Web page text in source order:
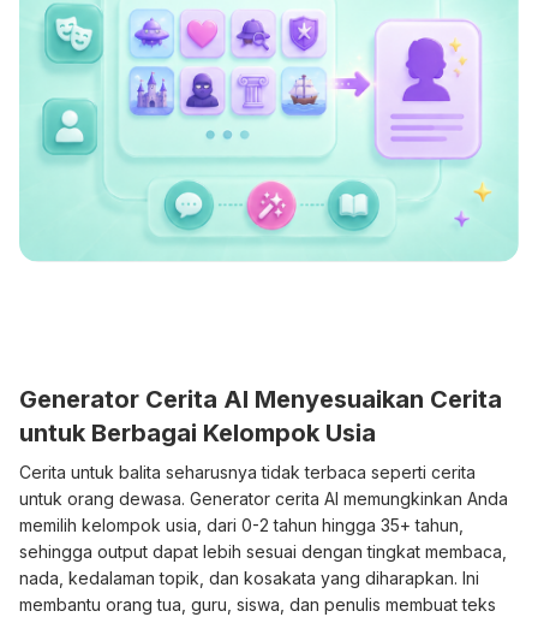
Generator Cerita AI Menyesuaikan Cerita
untuk Berbagai Kelompok Usia
Cerita untuk balita seharusnya tidak terbaca seperti cerita
untuk orang dewasa. Generator cerita AI memungkinkan Anda
memilih kelompok usia, dari 0-2 tahun hingga 35+ tahun,
sehingga output dapat lebih sesuai dengan tingkat membaca,
nada, kedalaman topik, dan kosakata yang diharapkan. Ini
membantu orang tua, guru, siswa, dan penulis membuat teks